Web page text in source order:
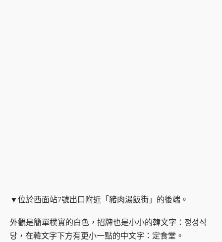
▼位於西面站7號出口附近「豬肉湯飯街」的後端。
外觀是簡單樸實的白色，招牌也是小小的韓文字：정성식
당，在韓文字下方有更小一點的中文字：定食堂。